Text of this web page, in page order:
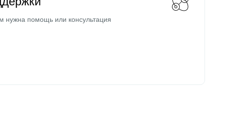
нужна помощь или консультация